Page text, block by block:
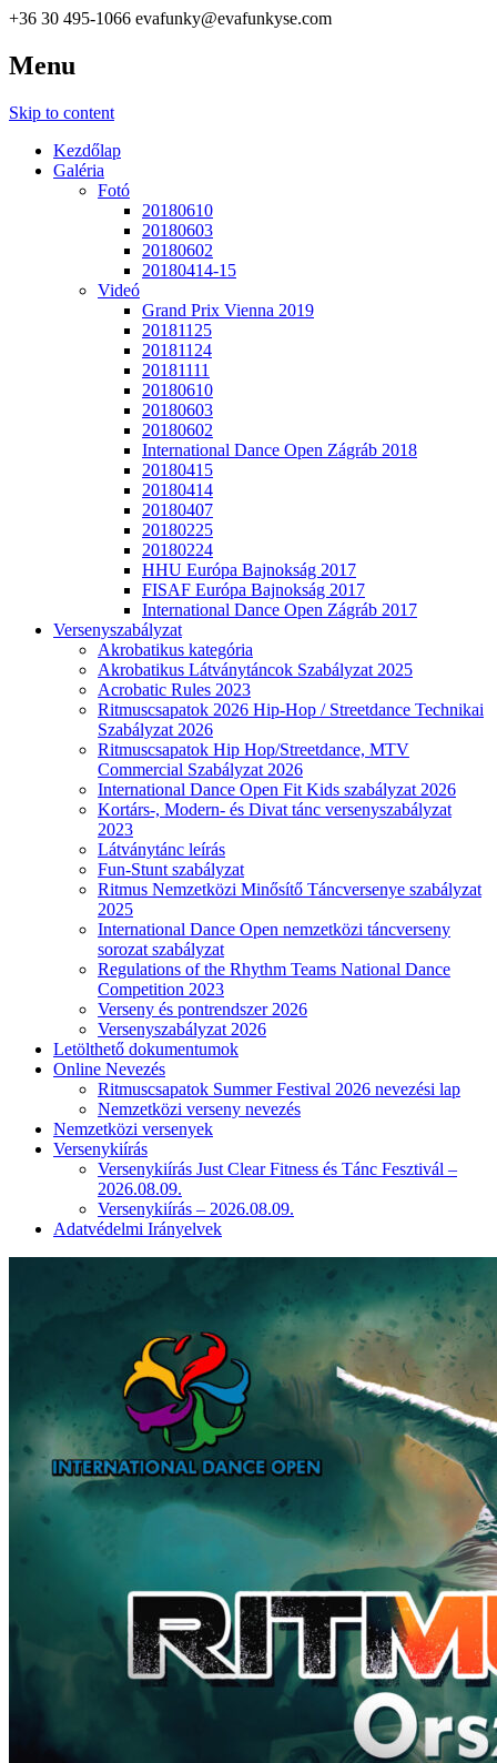
+36 30 495-1066 evafunky@evafunkyse.com
Táncversenye
Ritmuscsapatok Országos Táncversenye és a Hip-Hop Unite
Menu
Skip to content
Kezdőlap
Galéria
Fotó
20180610
20180603
20180602
20180414-15
Videó
Grand Prix Vienna 2019
20181125
20181124
20181111
20180610
20180603
20180602
International Dance Open Zágráb 2018
20180415
20180414
20180407
20180225
20180224
HHU Európa Bajnokság 2017
FISAF Európa Bajnokság 2017
International Dance Open Zágráb 2017
Versenyszabályzat
Akrobatikus kategória
Akrobatikus Látványtáncok Szabályzat 2025
Acrobatic Rules 2023
Ritmuscsapatok 2026 Hip-Hop / Streetdance Technikai
Szabályzat 2026
Ritmuscsapatok Hip Hop/Streetdance, MTV
Commercial Szabályzat 2026
International Dance Open Fit Kids szabályzat 2026
Kortárs-, Modern- és Divat tánc versenyszabályzat
2023
Látványtánc leírás
Fun-Stunt szabályzat
Ritmus Nemzetközi Minősítő Táncversenye szabályzat
2025
International Dance Open nemzetközi táncverseny
sorozat szabályzat
Regulations of the Rhythm Teams National Dance
Competition 2023
Verseny és pontrendszer 2026
Versenyszabályzat 2026
Letölthető dokumentumok
Online Nevezés
Ritmuscsapatok Summer Festival 2026 nevezési lap
Nemzetközi verseny nevezés
Nemzetközi versenyek
Versenykiírás
Versenykiírás Just Clear Fitness és Tánc Fesztivál –
2026.08.09.
Versenykiírás – 2026.08.09.
Adatvédelmi Irányelvek